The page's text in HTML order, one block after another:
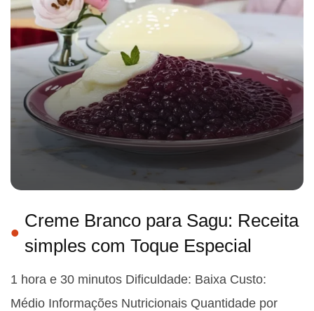
Creme Branco para Sagu: Receita
simples com Toque Especial
1 hora e 30 minutos Dificuldade: Baixa Custo:
Médio Informações Nutricionais Quantidade por